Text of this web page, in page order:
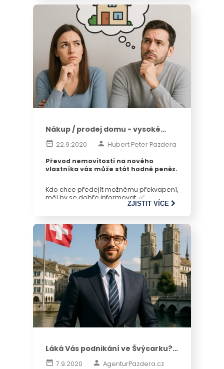
Nákup / prodej domu - vysoké
daně a poplatky
22.9.2020
Hubert Peter Pazdera
Převod nemovitosti na nového
vlastníka vás může stát hodně peněz.
Kdo chce předejít možnému překvapení,
měl by se dobře informovat. ✅
ZJISTIT VÍCE
Láká Vás podnikání ve Švýcarku?
Pokud ANO, zde je seznam toho,
co potřebujete
7.9.2020
AgenturPazdera.cz